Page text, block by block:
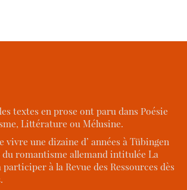
textes en prose ont paru dans Poésie
Littérature ou Mélusine.
une dizaine d’ années à Tübingen
romantisme allemand intitulée La
à la Revue des Ressources dès
.